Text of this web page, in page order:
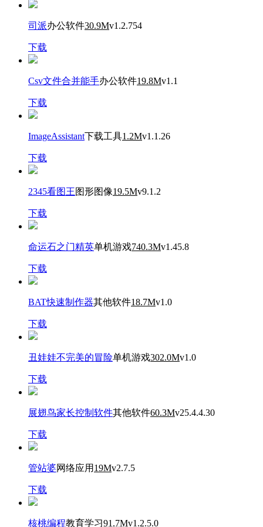
司派办公软件30.9Mv1.2.754
下载
Csv文件合并能手办公软件19.8Mv1.1
下载
ImageAssistant下载工具1.2Mv1.1.26
下载
2345看图王图形图像19.5Mv9.1.2
下载
命运石之门精英单机游戏740.3Mv1.45.8
下载
BAT快速制作器其他软件18.7Mv1.0
下载
丑娃娃不完美的冒险单机游戏302.0Mv1.0
下载
展翅鸟家长控制软件其他软件60.3Mv25.4.4.30
下载
管站婆网络应用 19Mv2.7.5
下载
核桃编程教育学习91.7Mv1.2.5.0